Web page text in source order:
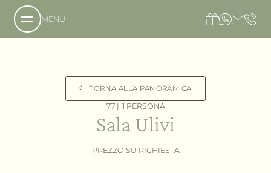
MENU
Chi siamo
La tenuta
TORNA ALLA PANORAMICA
77 | 1 PERSONA
Sala Ulivi
PREZZO SU RICHIESTA